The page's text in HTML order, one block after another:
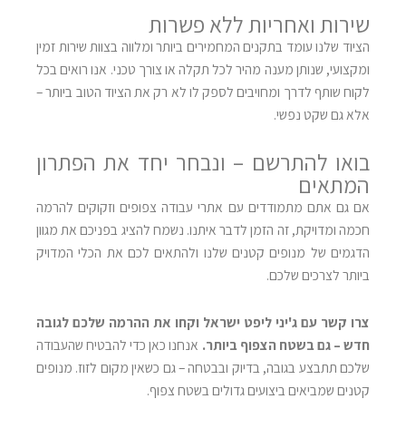
שירות ואחריות ללא פשרות
הציוד שלנו עומד בתקנים המחמירים ביותר ומלווה בצוות שירות זמין
ומקצועי, שנותן מענה מהיר לכל תקלה או צורך טכני. אנו רואים בכל
לקוח שותף לדרך ומחויבים לספק לו לא רק את הציוד הטוב ביותר –
אלא גם שקט נפשי.
בואו להתרשם – ונבחר יחד את הפתרון
המתאים
אם גם אתם מתמודדים עם אתרי עבודה צפופים וזקוקים להרמה
חכמה ומדויקת, זה הזמן לדבר איתנו. נשמח להציג בפניכם את מגוון
הדגמים של מנופים קטנים שלנו ולהתאים לכם את הכלי המדויק
ביותר לצרכים שלכם.
צרו קשר עם ג'יני ליפט ישראל וקחו את ההרמה שלכם לגובה
חדש – גם בשטח הצפוף ביותר. אנחנו כאן כדי להבטיח שהעבודה
שלכם תתבצע בגובה, בדיוק ובבטחה – גם כשאין מקום לזוז. מנופים
קטנים שמביאים ביצועים גדולים בשטח צפוף.